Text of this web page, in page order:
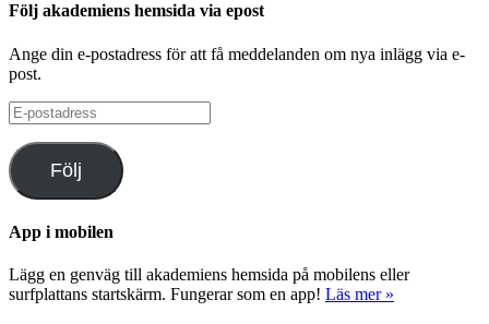
Följ akademiens hemsida via epost
Ange din e-postadress för att få meddelanden om nya inlägg via e-
post.
E-
postadress
Följ
App i mobilen
Lägg en genväg till akademiens hemsida på mobilens eller
surfplattans startskärm. Fungerar som en app! Läs mer »